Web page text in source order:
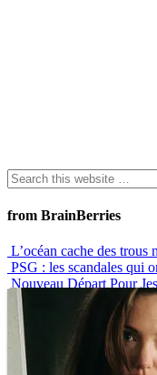
from BrainBerries
L’océan cache des trous
PSG : les scandales qui
Nouveau Départ Pour
Maison À Dubaï Marque
Langage corporel : les
ne le pense
10 Histoires De
“Juste Un Dessin”